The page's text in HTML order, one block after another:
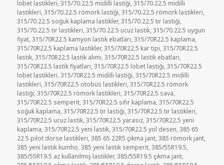
lobet lastikleri,315/70.22.5 midilli lastiği,315/70.22.5 midilli
lastikleri,315/70.22.5 römork lastiği,315/70.22.5 römork lastikleri,
315/70.22.5 soğuk kaplama lastikler,315/70.22.5 tır lastiği,
315/70.22.5 tır lastikleri,315/70.22.5 ucuz lastik,315/70.22.5 uygun
fiyat,315/70R22.5 kamyon lastik ebatları,315/70R22.5 kaplama,
315/70R22.5 kaplama lastikler,315/70R22.5 kar tipi,315/70R22.5
lastik,315/70R22.5 lastik alımı,315/70R22.5 lastik ebatları,
315/70R22.5 lastik fiyatları,315/70R22.5 lobet lastiği,315/70R22.5
lobet lastikleri,315/70R22.5 midilli lastiği,315/70R22.5 midilli
lastikleri,315/70R22.5 otobüs lastikleri,315/70R22.5 römork
lastiği,315/70R22.5 römork lastikleri,315/70R22.5 sava,
315/70R22.5 semperit,315/70R22.5 sıfır kaplama,315/70R22.5
soğuk kaplama,315/70R22.5 tır lastiği,315/70R22.5 tır lastikleri,
315/70R22.5 ucuz lastik,315/70R22.5 yarasız,315/70R22.5 yeni
kaplama,315/70R22.5 yeni lastik,315/70R22.5 yol desen,385 65
22 5 pilot dorse lastikleri,385 65 22R5 çıkma jant,385 römork jant,
385 yeni lastik kumho,385 yeni lastik semperit,385/55R19.5,
385/55R19.5 az kullanılmış lastikler,385/55R19.5 çıkma jant,